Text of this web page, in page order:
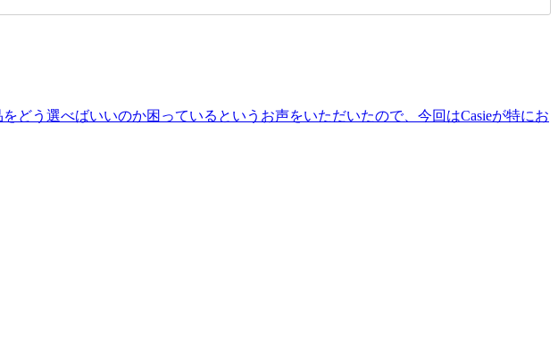
どう選べばいいのか困っているというお声をいただいたので、今回はCasieが特にお